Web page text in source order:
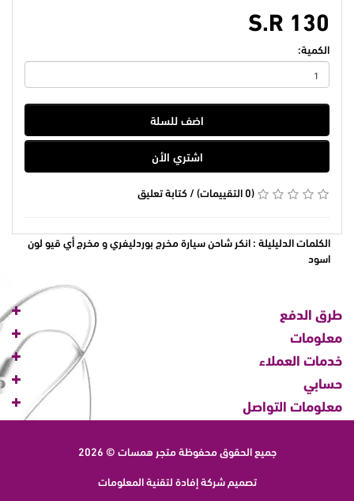
S.R 130
الكمية:
اضف للسلة
اشتري الأن
(0 التقييمات) /كتابة تعليق
الكلمات الدليليلة :انكر شاحن سيارة مخرج بوردليفري و مخرج أي قيو لون
اسود
طرق الدفع
معلومات
خدمات العملاء
حسابي
معلومات التواصل
جميع الحقوق محفوظةمتجر همسات © 2026
تصميم شركةإفادة لتقنية المعلومات